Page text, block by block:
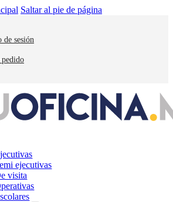
Saltar al pie de página
sesión
pedido
ejecutivas
visita